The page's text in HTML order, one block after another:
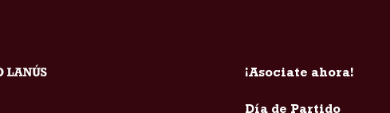
¡Asociate ahora!
Día de Partido